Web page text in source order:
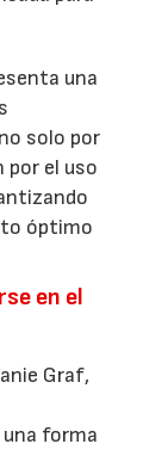
una
solo por
el uso
óptimo
en el
Graf,
forma